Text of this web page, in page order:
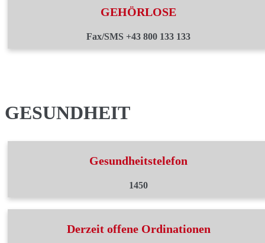
GEHÖRLOSE
Fax/SMS +43 800 133 133
GESUNDHEIT
Gesundheitstelefon
1450
Derzeit offene Ordinationen